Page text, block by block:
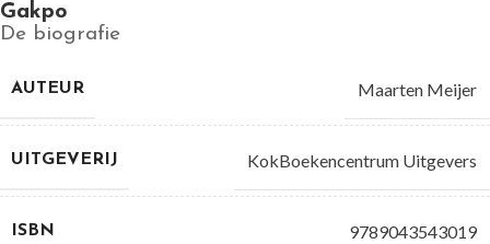
Gakpo
De biografie
AUTEUR Maarten Meijer
UITGEVERIJ KokBoekencentrum Uitgevers
ISBN 9789043543019